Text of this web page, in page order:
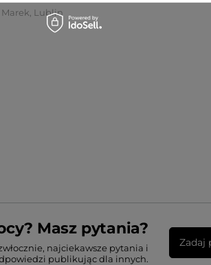
Marek, Lublin
Masz pytania?
najciekawsze pytania i
publikując dla innych.
Zadaj